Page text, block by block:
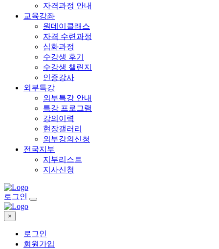
자격과정 안내
교육강좌
원데이클래스
자격 수련과정
심화과정
수강생 후기
수강생 챌린지
인증강사
외부특강
외부특강 안내
특강 프로그램
강의이력
현장갤러리
외부강의신청
전국지부
지부리스트
지사신청
로그인
×
로그인
회원가입